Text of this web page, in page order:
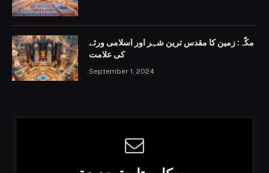
مکّہ: زمین کا مقدس ترین شہر اور اسلامی ورثے
کی علامت
September 1, 2024